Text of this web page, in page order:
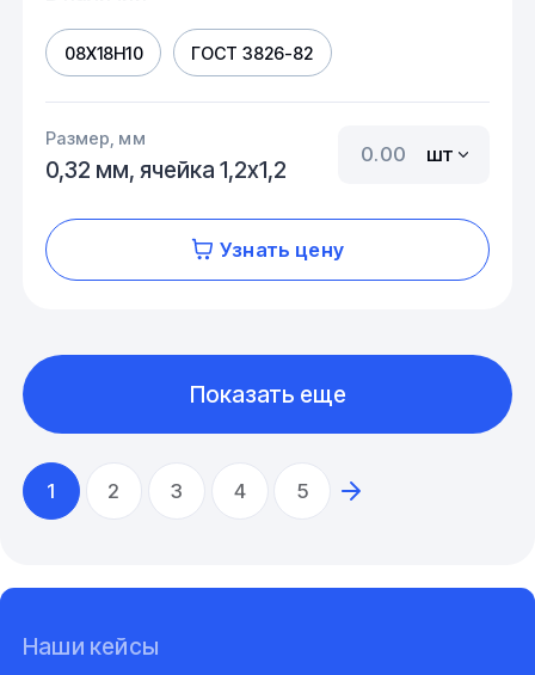
08Х18Н10 ГОСТ 3826-82
Размер, мм
0,32 мм, ячейка 1,2х1,2
шт
Узнать цену
1 2 3 4 5
Показать еще
Наши кейсы